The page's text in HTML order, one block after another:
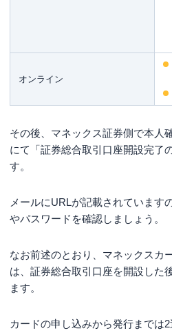
オンライン
その後、マネックス証券側で本人
にて「証券総合取引口座開設完了
す。
メールにURLが記載されています
やパスワードを確認しましょう。
なお前述のとおり、マネックスカ
は、証券総合取引口座を開設した
ます。
カードの申し込みから発行までは